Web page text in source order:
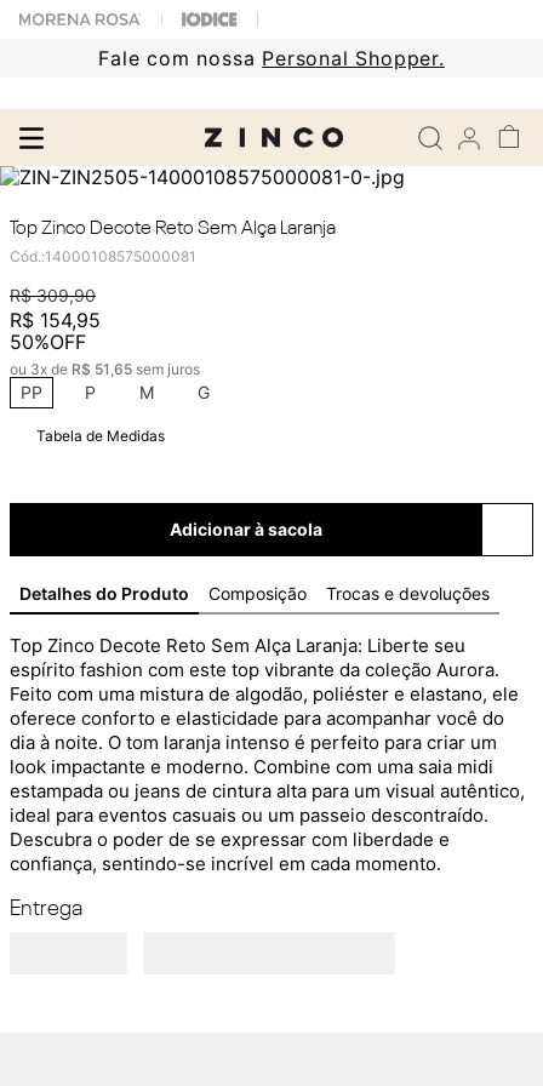
Fale com nossa Personal Shopper.
Top Zinco Decote Reto Sem Alça Laranja
Cód.:14000108575000081
R$ 309,90
R$ 154,95
50%OFF
ou 3x de R$ 51 ,65 sem juros
PP P M G
Tabela de Medidas
Adicionar à sacola
Detalhes do Produto Composição Trocas e devoluções
Top Zinco Decote Reto Sem Alça Laranja: Liberte seu
espírito fashion com este top vibrante da coleção Aurora.
Feito com uma mistura de algodão, poliéster e elastano, ele
oferece conforto e elasticidade para acompanhar você do
dia à noite. O tom laranja intenso é perfeito para criar um
look impactante e moderno. Combine com uma saia midi
estampada ou jeans de cintura alta para um visual autêntico,
ideal para eventos casuais ou um passeio descontraído.
Descubra o poder de se expressar com liberdade e
confiança, sentindo-se incrível em cada momento.
Entrega